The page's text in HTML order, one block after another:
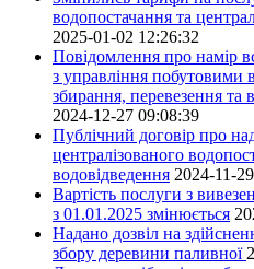
водопостачання та
2025-01-02 12:26:32
Повідомлення про намір
з управління побутовими
збирання, перевезення та
2024-12-27 09:08:39
Публічний договір про
централізованого
водовідведення 2024-11-
Вартість послуги з
з 01.01.2025 змінюється
Надано дозвіл на
збору деревини паливної